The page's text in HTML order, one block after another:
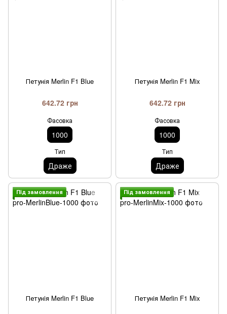
Петунія Merlin F1 Blue
642.72 грн
Фасовка
1000
Тип
Драже
Петунія Merlin F1 Mix
642.72 грн
Фасовка
1000
Тип
Драже
Пiд замовлення
Петунiя Merlin F1 Blue
Пiд замовлення
Петунiя Merlin F1 Mix